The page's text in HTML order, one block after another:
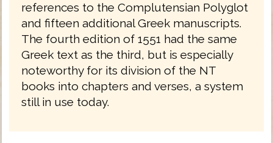
references to the Complutensian Polyglot
and fifteen additional Greek manuscripts.
The fourth edition of 1551 had the same
Greek text as the third, but is especially
noteworthy for its division of the NT
books into chapters and verses, a system
still in use today.